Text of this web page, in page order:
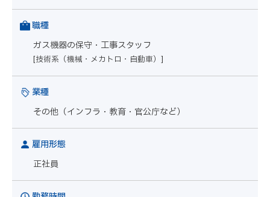
職種
ガス機器の保守・工事スタッフ
[技術系（機械・メカトロ・自動車）]
業種
その他（インフラ・教育・官公庁など）
雇用形態
正社員